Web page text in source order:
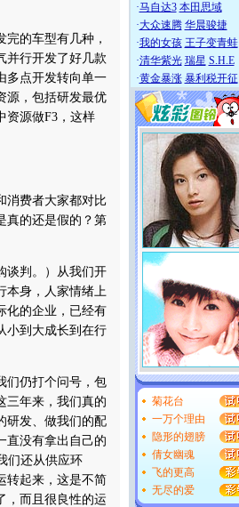
的车型有几种，
并行开发了好几款
多点开发转向单一
源，包括研发最优
资源做F3，这样
费者大家都对比
真的还是假的？第
判。）从我们开
本身，人家情绪上
化的企业，已经有
小到大成长到在行
仍打个问号，包
三年来，我们真的
研发、做我们的配
直没有拿出自己的
们还从供应环
转起来，这是不简
，而且很良性的运
·马自达3 本田思域
·大众速腾 华晨骏捷
·我的女孩 王子变青蛙
·清华紫光 瑞星 S.H.E
·黄金暴涨 暴利税开征
菊花台
一万个理由
隐形的翅膀
倩女幽魂
飞的更高
无尽的爱